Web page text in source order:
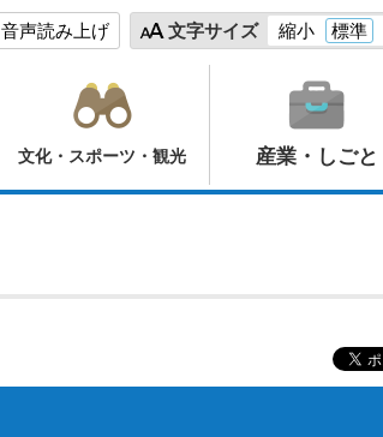
音声読み上げ 文字サイズ 縮小 標準
文化・スポーツ・観光 産業・しごと